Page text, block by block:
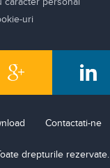
uri
Contactati-ne
drepturile rezervate.